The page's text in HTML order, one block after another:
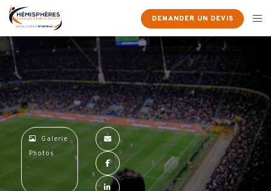
DEMANDER UN DEVIS
Galerie
Photos
×